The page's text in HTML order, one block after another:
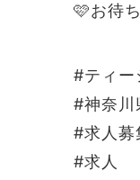
🩷お待
#ティー
#神奈川
#求人募
#求人